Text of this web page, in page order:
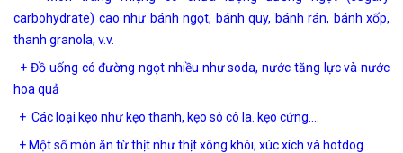
carbohydrate) cao như bánh ngọt, bánh quy, bánh rán, bánh xốp,
thanh granola, v.v.
+ Đồ uống có đường ngọt nhiều như soda, nước tăng lực và nước
hoa quả
+ Các loại kẹo như kẹo thanh, kẹo sô cô la. kẹo cứng….
+ Một số món ăn từ thịt như thịt xông khói, xúc xích và hotdog…